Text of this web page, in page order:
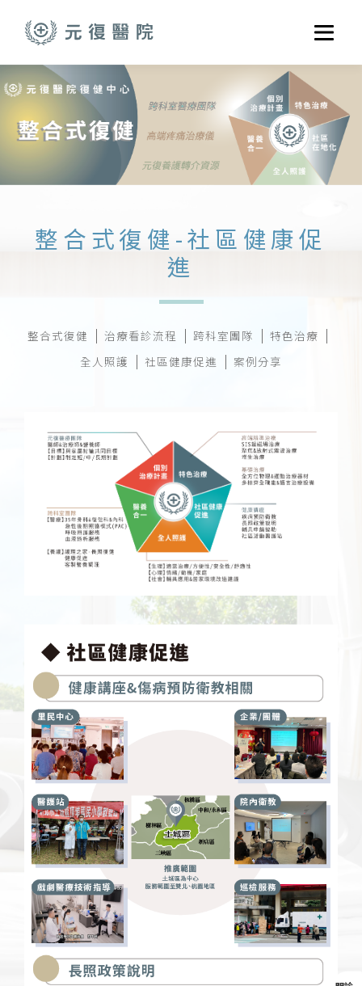
選單
關於元復
就醫指南
醫療養護服務
元復醫養體系
整合式復健-社區健康促
進
整合式復健 治療看診流程 跨科室團隊
特色治療
全人照護
社區健康促進 案例分享